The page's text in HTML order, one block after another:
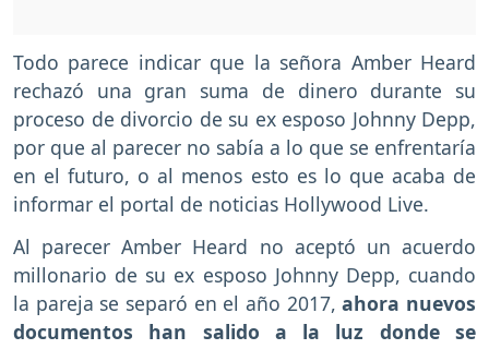
Todo parece indicar que la señora Amber Heard
rechazó una gran suma de dinero durante su
proceso de divorcio de su ex esposo Johnny Depp,
por que al parecer no sabía a lo que se enfrentaría
en el futuro, o al menos esto es lo que acaba de
informar el portal de noticias Hollywood Live.
Al parecer Amber Heard no aceptó un acuerdo
millonario de su ex esposo Johnny Depp, cuando
la pareja se separó en el año 2017, ahora nuevos
documentos han salido a la luz donde se